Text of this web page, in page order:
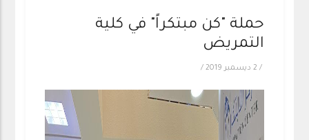
حملة "كن مبتكراً" في كلية
التمريض
/ 2 ديسمبر 2019 /